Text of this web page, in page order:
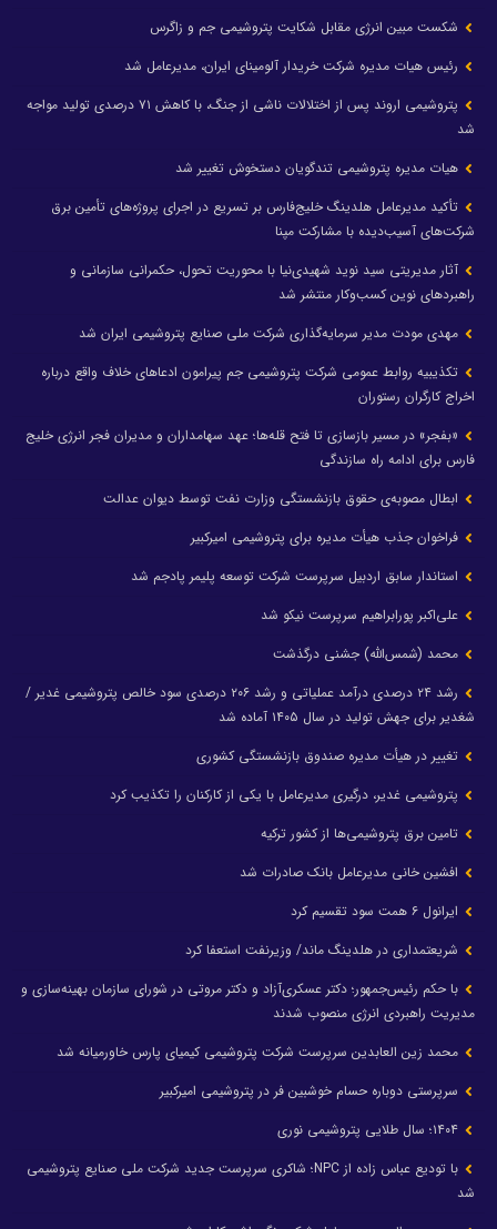
شکست مبین انرژی مقابل شکایت پتروشیمی جم و زاگرس
رئیس هیات مدیره شرکت خریدار آلومینای ایران، مدیرعامل شد
پتروشیمی اروند پس از اختلالات ناشی از جنگ، با کاهش ۷۱ درصدی تولید مواجه
شد
هیات مدیره پتروشیمی تندگویان دستخوش تغییر شد
تأکید مدیرعامل هلدینگ خلیج‌فارس بر تسریع در اجرای پروژه‌های تأمین برق
شرکت‌های آسیب‌دیده با مشارکت مپنا
آثار مدیریتی سید نوید شهیدی‌نیا با محوریت تحول، حکمرانی سازمانی و
راهبردهای نوین کسب‌وکار منتشر شد
مهدی مودت مدیر سرمایه‌گذاری شرکت ملی صنایع پتروشیمی ایران شد
تکذیبیه روابط عمومی شرکت پتروشیمی جم پیرامون ادعاهای خلاف واقع درباره
اخراج کارگران رستوران
«بفجر» در مسیر بازسازی تا فتح قله‌ها؛ عهد سهامداران و مدیران فجر انرژی خلیج
فارس برای ادامه راه سازندگی
ابطال مصوبه‌ی حقوق بازنشستگی وزارت نفت توسط دیوان عدالت
فراخوان جذب هیأت مدیره برای پتروشیمی امیرکبیر
استاندار سابق اردبیل سرپرست شرکت توسعه پلیمر پادجم شد
علی‌اکبر پورابراهیم سرپرست نیکو شد
محمد (شمس‌الله) جشنی درگذشت
رشد ۲۴ درصدی درآمد عملیاتی و رشد ۲۰۶ درصدی سود خالص پتروشیمی غدیر /
شغدیر برای جهش تولید در سال ۱۴۰۵ آماده شد
تغییر در هیأت مدیره صندوق بازنشستگی کشوری
پتروشیمی غدیر، درگیری مدیرعامل با یکی از کارکنان را تکذیب کرد
تامین برق پتروشیمی‌ها از کشور ترکیه
افشین خانی مدیرعامل بانک صادرات شد
ایرانول ۶ همت سود تقسیم کرد
شریعتمداری در هلدینگ ماند/ وزیرنفت استعفا کرد
با حکم رئیس‌جمهور؛ دکتر عسکری‌آزاد و دکتر مروتی در شورای سازمان بهینه‌سازی و
مدیریت راهبردی انرژی منصوب شدند
محمد زین العابدین سرپرست شرکت پتروشیمی کیمیای پارس خاورمیانه شد
سرپرستی دوباره حسام خوشبین فر در پتروشیمی امیرکبیر
با تودیع عباس زاده از NPC؛ شاکری سرپرست جدید شرکت ملی صنایع پتروشیمی
شد